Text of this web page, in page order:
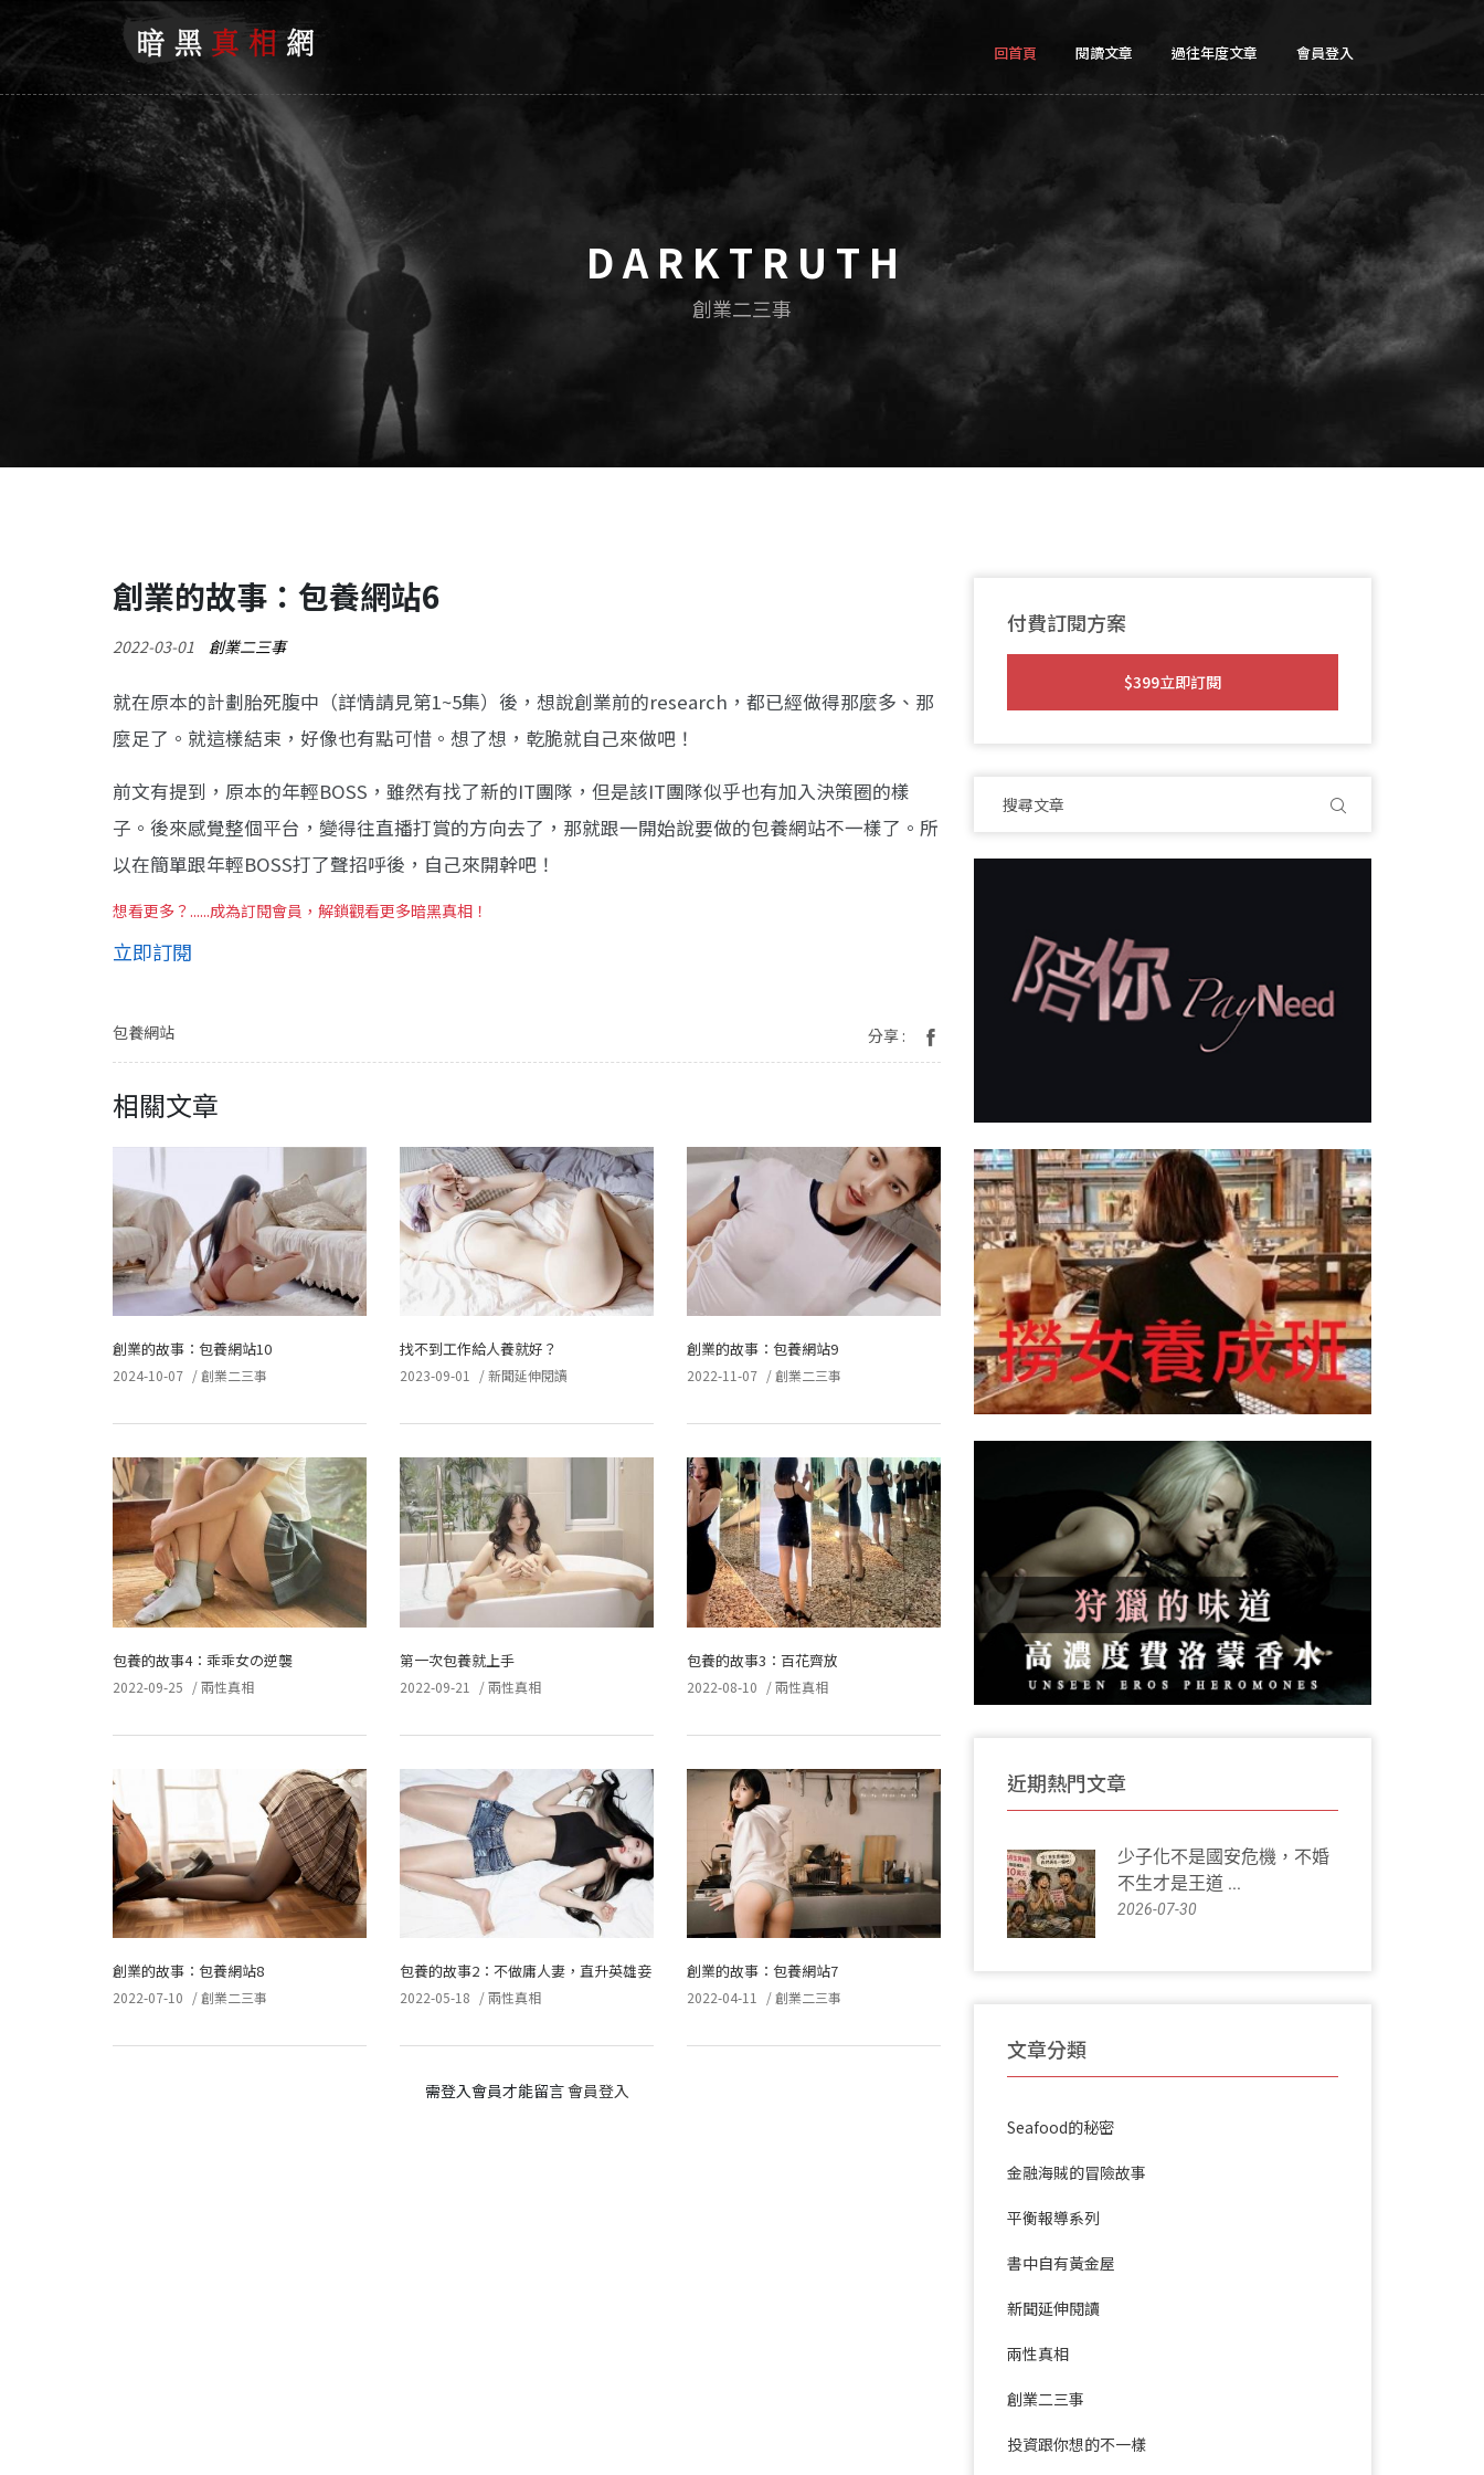
回首頁 閱讀文章 過往年度文章 會員登入
D A R K T R U T H
創業二三事
創業的故事：包養網站6
2022-03-01 創業二三事
就在原本的計劃胎死腹中（詳情請見第1~5集）後，想說創業前的research，都已經做得那麼多、那
麼足了。就這樣結束，好像也有點可惜。想了想，乾脆就自己來做吧！
前文有提到，原本的年輕BOSS，雖然有找了新的IT團隊，但是該IT團隊似乎也有加入決策圈的樣
子。後來感覺整個平台，變得往直播打賞的方向去了，那就跟一開始說要做的包養網站不一樣了。所
以在簡單跟年輕BOSS打了聲招呼後，自己來開幹吧！
想看更多？......成為訂閱會員，解鎖觀看更多暗黑真相！
立即訂閱
包養網站 分享 :
相關文章
創業的故事：包養網站10
2024-10-07 /創業二三事
找不到工作給人養就好？
2023-09-01 /新聞延伸閱讀
創業的故事：包養網站9
2022-11-07 /創業二三事
包養的故事4：乖乖女の逆襲
2022-09-25 /兩性真相
第一次包養就上手
2022-09-21 /兩性真相
包養的故事3：百花齊放
2022-08-10 /兩性真相
創業的故事：包養網站8
2022-07-10 /創業二三事
包養的故事2：不做庸人妻，直升英雄妾
2022-05-18 /兩性真相
創業的故事：包養網站7
2022-04-11 /創業二三事
需登入會員才能留言會員登入
付費訂閱方案
$399立即訂閱
近期熱門文章
少子化不是國安危機，不婚
不生才是王道 ...
2026-07-30
文章分類
Seafood的秘密
金融海賊的冒險故事
平衡報導系列
書中自有黃金屋
新聞延伸閱讀
兩性真相
創業二三事
投資跟你想的不一樣